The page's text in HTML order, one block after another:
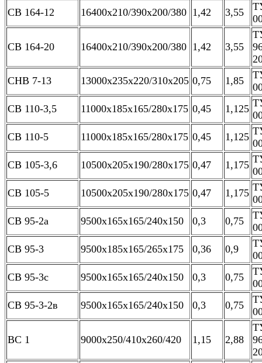
СВ 164-12
16400х210/390х200/380 1,42 3,55
СВ 164-20 16400х210/390х200/380 1,42 3,55
СНВ 7-13
13000х235х220/310х205 0,75 1,85
СВ 110-3,5
11000х185х165/280х175 0,45 1,125
СВ 110-5
11000х185х165/280х175 0,45 1,125
СВ 105-3,6
10500х205х190/280х175 0,47 1,175
СВ 105-5
10500х205х190/280х175 0,47 1,175
СВ 95-2а
9500х165х165/240х150 0,3 0,75
СВ 95-3
9500х185х165/265х175 0,36 0,9
СВ 95-3с
9500х165х165/240х150 0,3 0,75
СВ 95-3-2в
9500х165х165/240х150 0,3 0,75
ВС 1 9000х250/410х260/420 1,15 2,88